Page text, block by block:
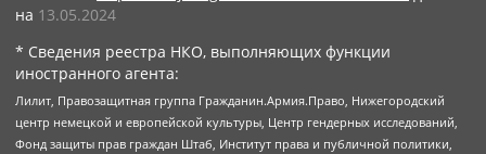
на 13.05.2024
* Сведения реестра НКО, выполняющих функции
иностранного агента:
Лилит, Правозащитная группа Гражданин.Армия.Право, Нижегородский
центр немецкой и европейской культуры, Центр гендерных исследований,
Фонд защиты прав граждан Штаб, Институт права и публичной политики,